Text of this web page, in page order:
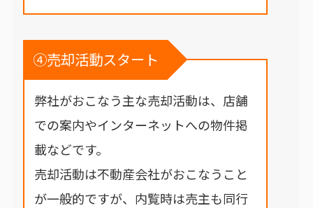
④売却活動スタート
弊社がおこなう主な売却活動は、店舗
での案内やインターネットへの物件掲
載などです。
売却活動は不動産会社がおこなうこと
が一般的ですが、内覧時は売主も同行